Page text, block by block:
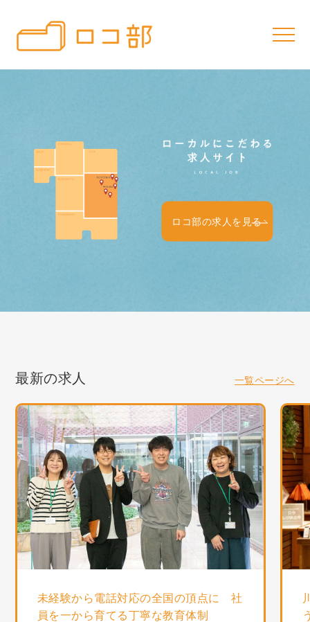
ロコ部の求人を見る
最新の求人 一覧ページへ
未経験から電話対応の全国の頂点に 社
員を一から育てる丁寧な教育体制